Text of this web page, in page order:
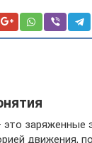
заряженные
движения,